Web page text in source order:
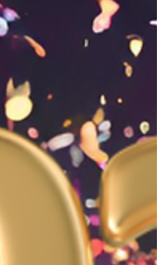
Sabrina Nogueira
Olá! Eu sou a Sabrina Nogueira, tenho 32
anos, moro no interior do Rio de Janeiro e
sou formada em jornalismo.
Decidi criar esse espaço para falar sobre
as coisas que mais amo.
Como doramas, produtinhos de beleza e
também séries, filmes, viagem e muito
Aqui você vai descobrir o que penso, o
que faço e do que eu realmente gosto.